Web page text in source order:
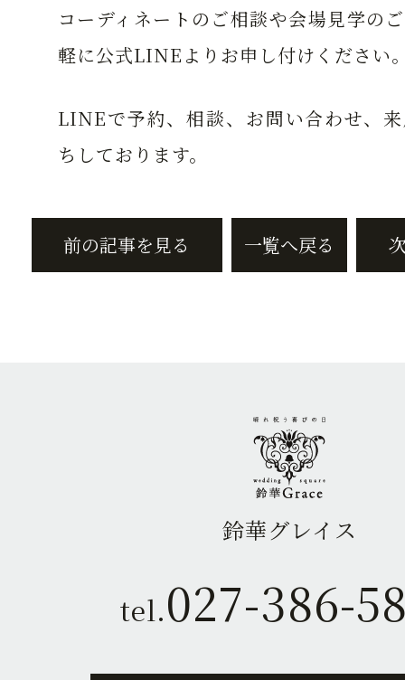
コーディネートのご相談や会場見学の
軽に公式LINEよりお申し付けください
LINEで予約、相談、お問い合わせ、
ちしております。
前の記事を見る 一覧へ戻る
鈴華グレイス
tel.027-386-